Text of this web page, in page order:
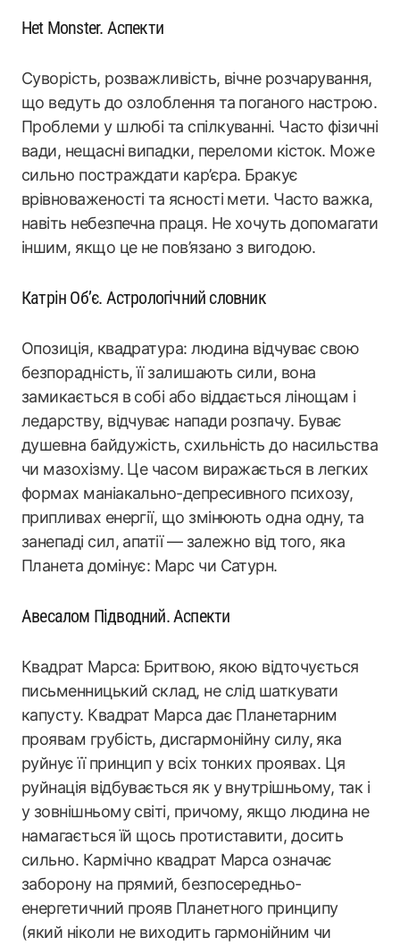
Het Monster. Аспекти
Суворість, розважливість, вічне розчарування,
що ведуть до озлоблення та поганого настрою.
Проблеми у шлюбі та спілкуванні. Часто фізичні
вади, нещасні випадки, переломи кісток. Може
сильно постраждати кар’єра. Бракує
врівноваженості та ясності мети. Часто важка,
навіть небезпечна праця. Не хочуть допомагати
іншим, якщо це не пов’язано з вигодою.
Катрін Об’є. Астрологічний словник
Опозиція, квадратура: людина відчуває свою
безпорадність, її залишають сили, вона
замикається в собі або віддається лінощам і
ледарству, відчуває напади розпачу. Буває
душевна байдужість, схильність до насильства
чи мазохізму. Це часом виражається в легких
формах маніакально-депресивного психозу,
припливах енергії, що змінюють одна одну, та
занепаді сил, апатії — залежно від того, яка
Планета домінує: Марс чи Сатурн.
Авесалом Підводний. Аспекти
Квадрат Марса: Бритвою, якою відточується
письменницький склад, не слід шаткувати
капусту. Квадрат Марса дає Планетарним
проявам грубість, дисгармонійну силу, яка
руйнує її принцип у всіх тонких проявах. Ця
руйнація відбувається як у внутрішньому, так і
у зовнішньому світі, причому, якщо людина не
намагається їй щось протиставити, досить
сильно. Кармічно квадрат Марса означає
заборону на прямий, безпосередньо-
енергетичний прояв Планетного принципу
(який ніколи не виходить гармонійним чи